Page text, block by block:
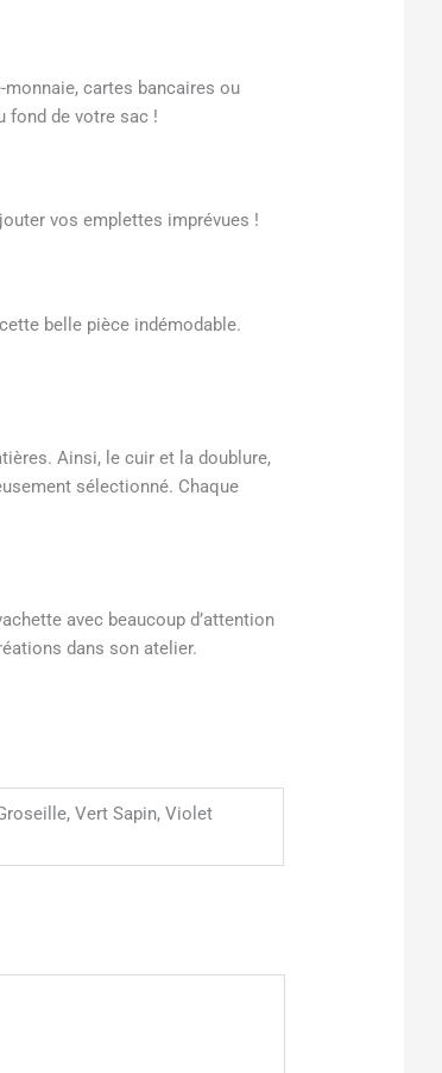
cartes bancaires ou
fond de votre sac !
vos emplettes imprévues !
belle pièce indémodable.
Ainsi, le cuir et la doublure,
sélectionné. Chaque
avec beaucoup d’attention
dans son atelier.
Vert Sapin, Violet